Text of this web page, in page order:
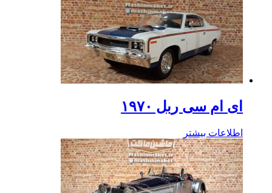
ای ام سی ربل ۱۹۷۰
اطلاعات بیشتر